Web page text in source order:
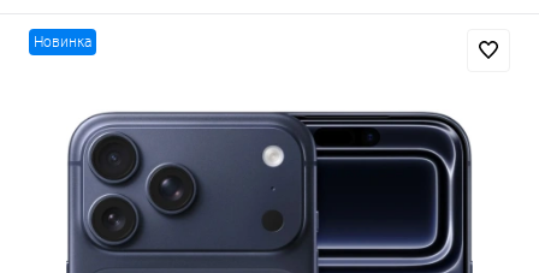
НовинкаДобавляйте товары
Оплачивайте сегодня только
25% картой любого банка
Получайте товар